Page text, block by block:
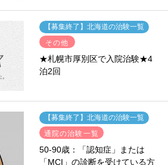
【募集終了】北海道の治験一覧
その他
★札幌市厚別区で入院治験★4
泊2回
【募集終了】北海道の治験一覧
通院の治験一覧
50-90歳：「認知症」または
「MCI」の診断を受けている方